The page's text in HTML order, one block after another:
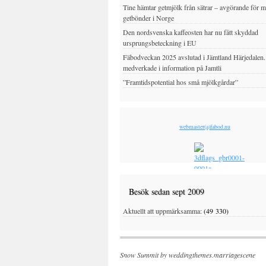
Tine hämtar getmjölk från sätrar – avgörande för
getbönder i Norge
Den nordsvenska kaffeosten har nu fått skyddad
ursprungsbeteckning i EU
Fäbodveckan 2025 avslutad i Jämtland
medverkade i information på Jamtli
”Framtidspotential hos små mjölkgårdar”
webmaster(a)fabod.nu
Besök sedan sept 2009
Aktuellt att uppmärksamma:(49 330)
Snow Summit byweddingthemes.marriagescene